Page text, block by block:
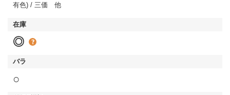
有色) / 三価 他
◎
○